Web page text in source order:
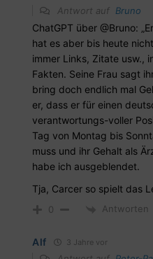
Antwort auf Bruno
ChatGPT über @Bruno:
hat es aber bis heute
immer Links, Zitate usw.,
Fakten. Seine Frau sagt
bring doch endlich mal
er, dass er für einen
verantwortungs-voller
Tag von Montag bis
muss und ihr Gehalt als
habe ich ausgeblendet.
Tja, Carcer so spielt das
0 Antworten
Alf 3 Jahre vor